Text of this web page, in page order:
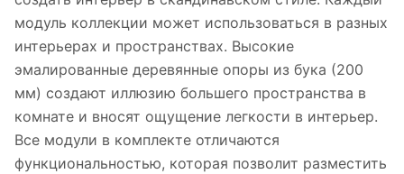
модуль коллекции может использоваться в разных
интерьерах и пространствах. Высокие
эмалированные деревянные опоры из бука (200
мм) создают иллюзию большего пространства в
комнате и вносят ощущение легкости в интерьер.
Все модули в комплекте отличаются
функциональностью, которая позволит разместить